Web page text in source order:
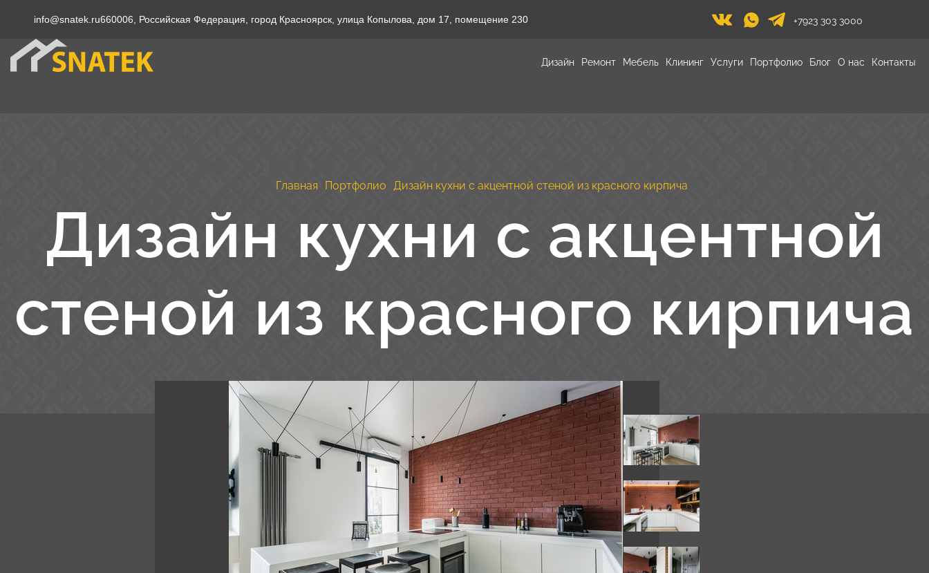
info@snatek.ru660006, Российская Федерация, город Красноярск, улица Копылова, дом 17, помещение 230 +7923 303 3000
Дизайн Ремонт Мебель Клининг Услуги Портфолио Блог О нас Контакты
Главная Портфолио Дизайн кухни с акцентной стеной из красного кирпича
Дизайн кухни с акцентной
стеной из красного кирпича